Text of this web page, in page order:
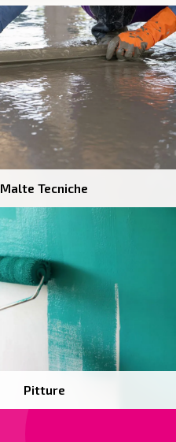
Malte Tecniche
Pitture